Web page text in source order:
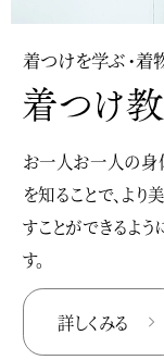
着つけを学ぶ・着
お一人お一人の身
を知ることで、より
すことができるよう
す。
詳しくみる